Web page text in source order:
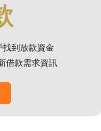
到放款資金
借款需求資訊